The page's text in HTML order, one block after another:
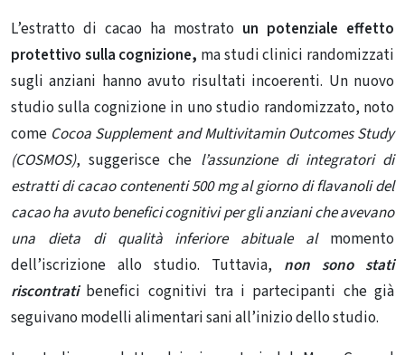
L’estratto di cacao ha mostrato un potenziale effetto
protettivo sulla cognizione, ma studi clinici randomizzati
sugli anziani hanno avuto risultati incoerenti. Un nuovo
studio sulla cognizione in uno studio randomizzato, noto
come Cocoa Supplement and Multivitamin Outcomes Study
(COSMOS), suggerisce che l’assunzione di integratori di
estratti di cacao contenenti 500 mg al giorno di flavanoli del
cacao ha avuto benefici cognitivi per gli anziani che avevano
una dieta di qualità inferiore abituale almomento
dell’iscrizione allo studio. Tuttavia, non sono stati
riscontrati benefici cognitivi tra i partecipanti che già
seguivano modelli alimentari sani all’inizio dello studio.